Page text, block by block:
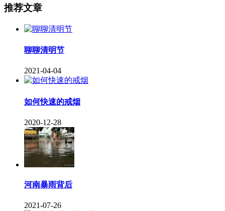
推荐文章
聊聊清明节
2021-04-04
如何快速的戒烟
2020-12-28
河南暴雨背后
2021-07-26